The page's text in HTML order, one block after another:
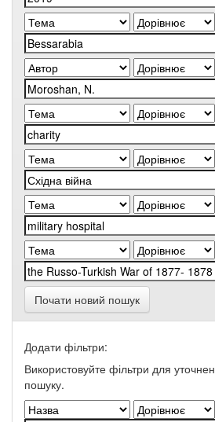
Почати новий пошук
Додати фільтри:
Використовуйте фільтри для
пошуку.